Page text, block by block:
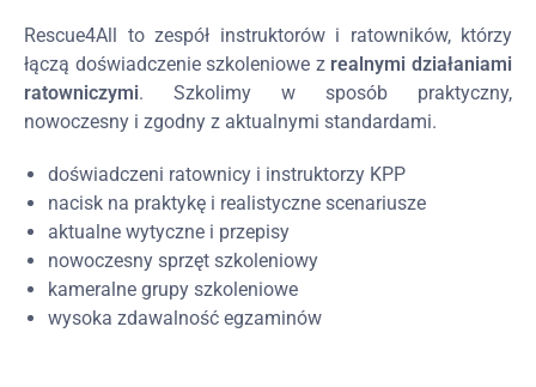
Rescue4All to zespół instruktorów i ratowników, którzy
łączą doświadczenie szkoleniowe z realnymi działaniami
ratowniczymi. Szkolimy w sposób praktyczny,
nowoczesny i zgodny z aktualnymi standardami.
doświadczeni ratownicy i instruktorzy KPP
nacisk na praktykę i realistyczne scenariusze
aktualne wytyczne i przepisy
nowoczesny sprzęt szkoleniowy
kameralne grupy szkoleniowe
wysoka zdawalność egzaminów